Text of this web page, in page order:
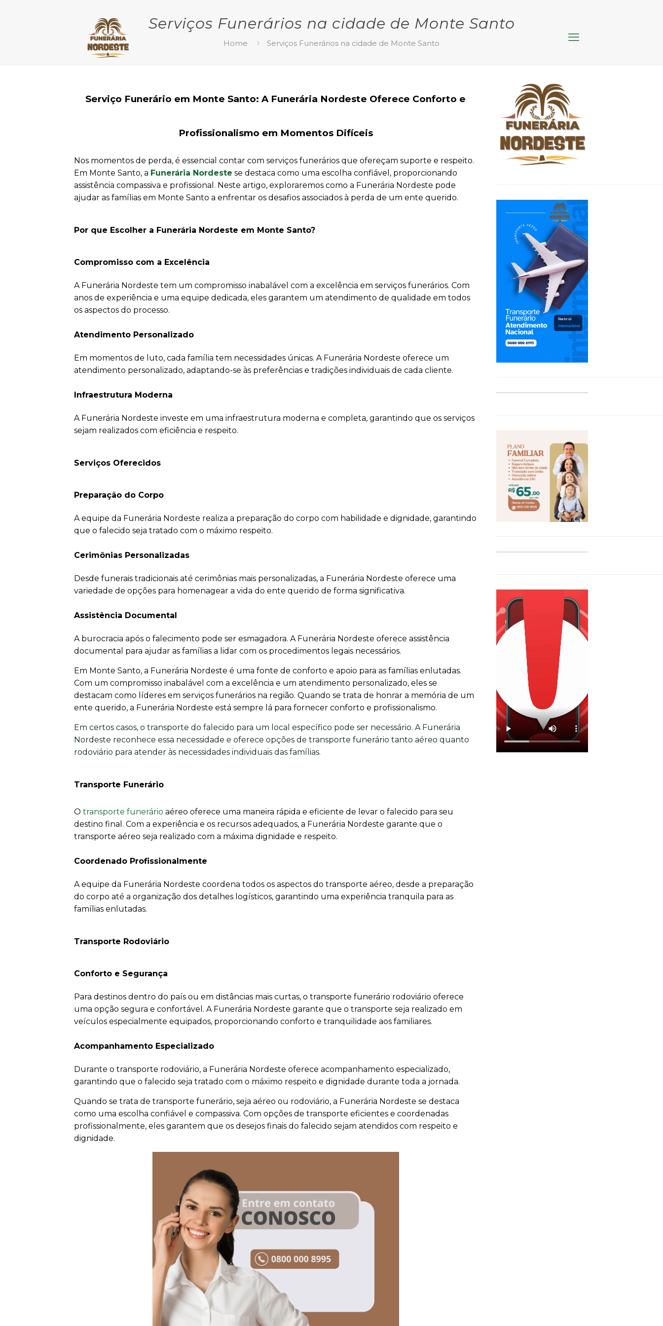
Serviços Funerários na cidade de Monte Santo
Home Serviços Funerários na cidade de Monte Santo
Serviço Funerário em Monte Santo: A Funerária Nordeste Oferece Conforto e
Profissionalismo em Momentos Difíceis
Nos momentos de perda, é essencial contar com serviços funerários que ofereçam suporte e respeito.
Em Monte Santo, a Funerária Nordeste se destaca como uma escolha confiável, proporcionando
assistência compassiva e profissional. Neste artigo, exploraremos como a Funerária Nordeste pode
ajudar as famílias em Monte Santo a enfrentar os desafios associados à perda de um ente querido.
Por que Escolher a Funerária Nordeste em Monte Santo?
Compromisso com a Excelência
A Funerária Nordeste tem um compromisso inabalável com a excelência em serviços funerários. Com
anos de experiência e uma equipe dedicada, eles garantem um atendimento de qualidade em todos
os aspectos do processo.
Atendimento Personalizado
Em momentos de luto, cada família tem necessidades únicas. A Funerária Nordeste oferece um
atendimento personalizado, adaptando-se às preferências e tradições individuais de cada cliente.
Infraestrutura Moderna
A Funerária Nordeste investe em uma infraestrutura moderna e completa, garantindo que os serviços
sejam realizados com eficiência e respeito.
Serviços Oferecidos
Preparação do Corpo
A equipe da Funerária Nordeste realiza a preparação do corpo com habilidade e dignidade, garantindo
que o falecido seja tratado com o máximo respeito.
Cerimônias Personalizadas
Desde funerais tradicionais até cerimônias mais personalizadas, a Funerária Nordeste oferece uma
variedade de opções para homenagear a vida do ente querido de forma significativa.
Assistência Documental
A burocracia após o falecimento pode ser esmagadora. A Funerária Nordeste oferece assistência
documental para ajudar as famílias a lidar com os procedimentos legais necessários.
Em Monte Santo, a Funerária Nordeste é uma fonte de conforto e apoio para as famílias enlutadas.
Com um compromisso inabalável com a excelência e um atendimento personalizado, eles se
destacam como líderes em serviços funerários na região. Quando se trata de honrar a memória de um
ente querido, a Funerária Nordeste está sempre lá para fornecer conforto e profissionalismo.
Em certos casos, o transporte do falecido para um local específico pode ser necessário. A Funerária
Nordeste reconhece essa necessidade e oferece opções de transporte funerário tanto aéreo quanto
rodoviário para atender às necessidades individuais das famílias.
Transporte Funerário
Otransporte funerário aéreo oferece uma maneira rápida e eficiente de levar o falecido para seu
destino final. Com a experiência e os recursos adequados, a Funerária Nordeste garante que o
transporte aéreo seja realizado com a máxima dignidade e respeito.
Coordenado Profissionalmente
A equipe da Funerária Nordeste coordena todos os aspectos do transporte aéreo, desde a preparação
do corpo até a organização dos detalhes logísticos, garantindo uma experiência tranquila para as
famílias enlutadas.
Transporte Rodoviário
Conforto e Segurança
Para destinos dentro do país ou em distâncias mais curtas, o transporte funerário rodoviário oferece
uma opção segura e confortável. A Funerária Nordeste garante que o transporte seja realizado em
veículos especialmente equipados, proporcionando conforto e tranquilidade aos familiares.
Acompanhamento Especializado
Durante o transporte rodoviário, a Funerária Nordeste oferece acompanhamento especializado,
garantindo que o falecido seja tratado com o máximo respeito e dignidade durante toda a jornada.
Quando se trata de transporte funerário, seja aéreo ou rodoviário, a Funerária Nordeste se destaca
como uma escolha confiável e compassiva. Com opções de transporte eficientes e coordenadas
profissionalmente, eles garantem que os desejos finais do falecido sejam atendidos com respeito e
dignidade.